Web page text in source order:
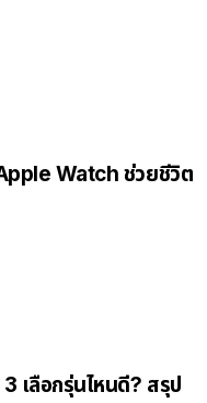
Watch ช่วยชีวิต
เลือกรุ่นไหนดี? สรุป